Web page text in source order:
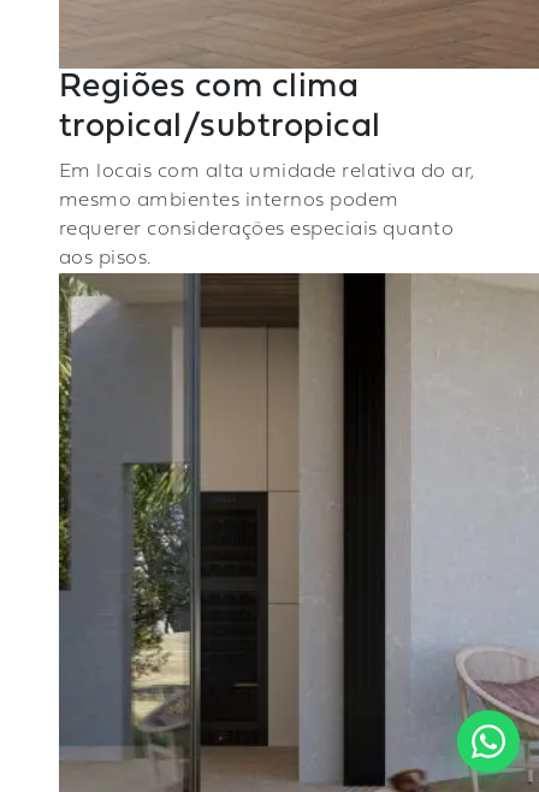
Regiões com clima
tropical/subtropical
Em locais com alta umidade relativa do ar,
mesmo ambientes internos podem
requerer considerações especiais quanto
aos pisos.